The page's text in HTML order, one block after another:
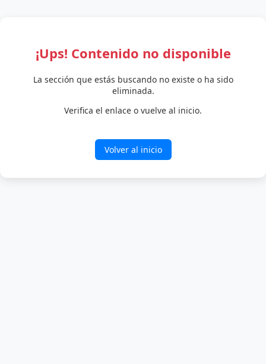
¡Ups! Contenido no disponible
La sección que estás buscando no existe o ha sido
eliminada.
Verifica el enlace o vuelve al inicio.
Volver al inicio